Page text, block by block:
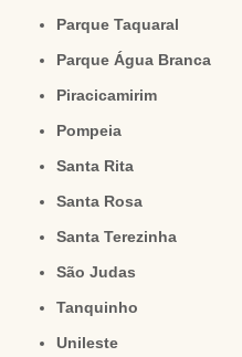
Parque Taquaral
Parque Água Branca
Piracicamirim
Pompeia
Santa Rita
Santa Rosa
Santa Terezinha
São Judas
Tanquinho
Unileste